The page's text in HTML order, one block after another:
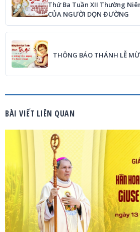
Thứ Ba Tuần XII Thường
CỦA NGƯỜI DỌN ĐƯỜNG
THÔNG BÁO THÁNH LỄ
BÀI VIẾT LIÊN QUAN